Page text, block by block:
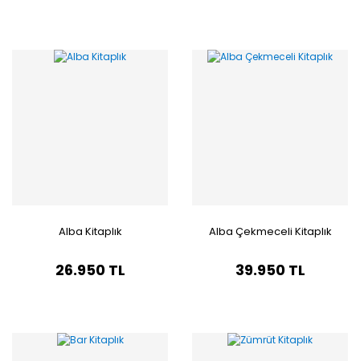
Alba Kitaplık
26.950 TL
Alba Çekmeceli Kitaplık
39.950 TL